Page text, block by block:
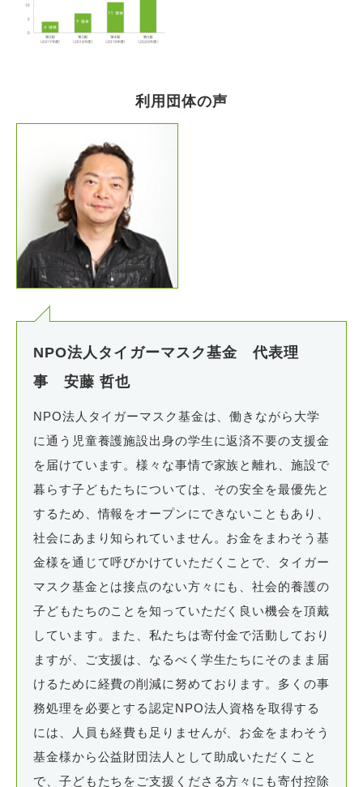
利用団体の声
NPO法人タイガーマスク基金 代表理
事 安藤 哲也
NPO法人タイガーマスク基金は、働きながら大学
に通う児童養護施設出身の学生に返済不要の支援金
を届けています。様々な事情で家族と離れ、施設で
暮らす子どもたちについては、その安全を最優先と
するため、情報をオープンにできないこともあり、
社会にあまり知られていません。お金をまわそう基
金様を通じて呼びかけていただくことで、タイガー
マスク基金とは接点のない方々にも、社会的養護の
子どもたちのことを知っていただく良い機会を頂戴
しています。また、私たちは寄付金で活動しており
ますが、ご支援は、なるべく学生たちにそのまま届
けるために経費の削減に努めております。多くの事
務処理を必要とする認定NPO法人資格を取得する
には、人員も経費も足りませんが、お金をまわそう
基金様から公益財団法人として助成いただくこと
で、子どもたちをご支援くださる方々にも寄付控除